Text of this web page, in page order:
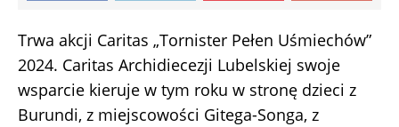
Trwa akcji Caritas „Tornister Pełen Uśmiechów”
2024. Caritas Archidiecezji Lubelskiej swoje
wsparcie kieruje w tym roku w stronę dzieci z
Burundi, z miejscowości Gitega-Songa, z